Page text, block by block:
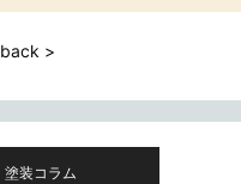
back >
塗装コラム